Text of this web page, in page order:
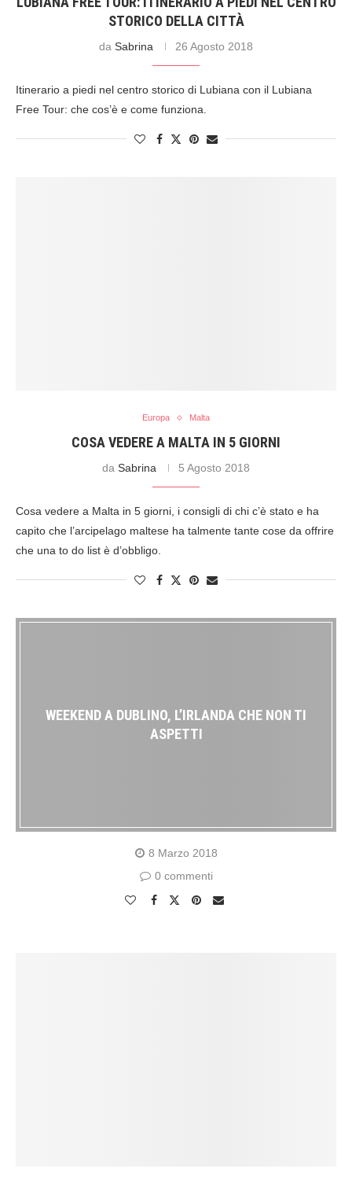
STORICO DELLA CITTÀ
da Sabrina 26 Agosto 2018
Itinerario a piedi nel centro storico di Lubiana con il Lubiana
Free Tour: che cos’è e come funziona.
Europa Malta
COSA VEDERE A MALTA IN 5 GIORNI
da Sabrina 5 Agosto 2018
Cosa vedere a Malta in 5 giorni, i consigli di chi c’è stato e ha
capito che l’arcipelago maltese ha talmente tante cose da offrire
che una to do list è d’obbligo.
WEEKEND A DUBLINO, L’IRLANDA CHE NON TI
ASPETTI
8 Marzo 2018
0 commenti